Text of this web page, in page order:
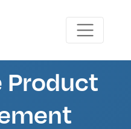
Product